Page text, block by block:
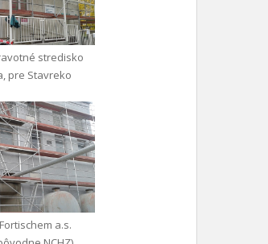
stredisko
pre Stavreko
a.s.